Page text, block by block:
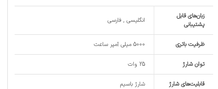
زبان‌های قابل
پشتیبانی
انگلیسی , فارسی
ظرفیت باتری 5000 میلی آمپر ساعت
توان شارژ 25 وات
قابلیت‌های شارژ شارژ باسیم